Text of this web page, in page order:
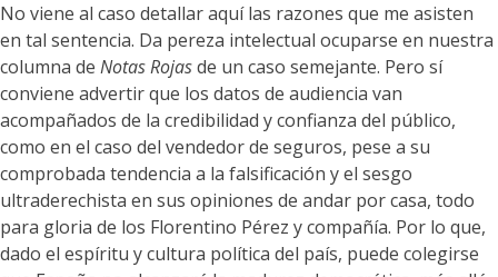
No viene al caso detallar aquí las razones que me asisten
en tal sentencia. Da pereza intelectual ocuparse en nuestra
columna de Notas Rojasde un caso semejante. Pero sí
conviene advertir que los datos de audiencia van
acompañados de la credibilidad y confianza del público,
como en el caso del vendedor de seguros, pese a su
comprobada tendencia a la falsificación y el sesgo
ultraderechista en sus opiniones de andar por casa, todo
para gloria de los Florentino Pérez y compañía. Por lo que,
dado el espíritu y cultura política del país, puede colegirse